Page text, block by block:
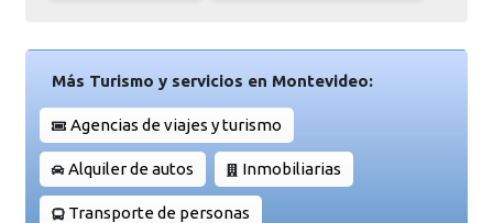
Más Turismo y servicios en Montevideo:
Agencias de viajes y turismo
Alquiler de autos Inmobiliarias
Transporte de personas